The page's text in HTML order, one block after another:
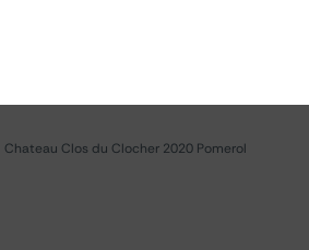
Chateau Clos du Clocher 2020 Pomerol